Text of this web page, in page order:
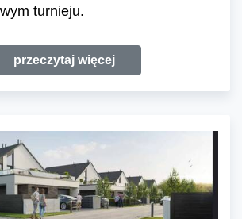
turnieju.
przeczytaj więcej